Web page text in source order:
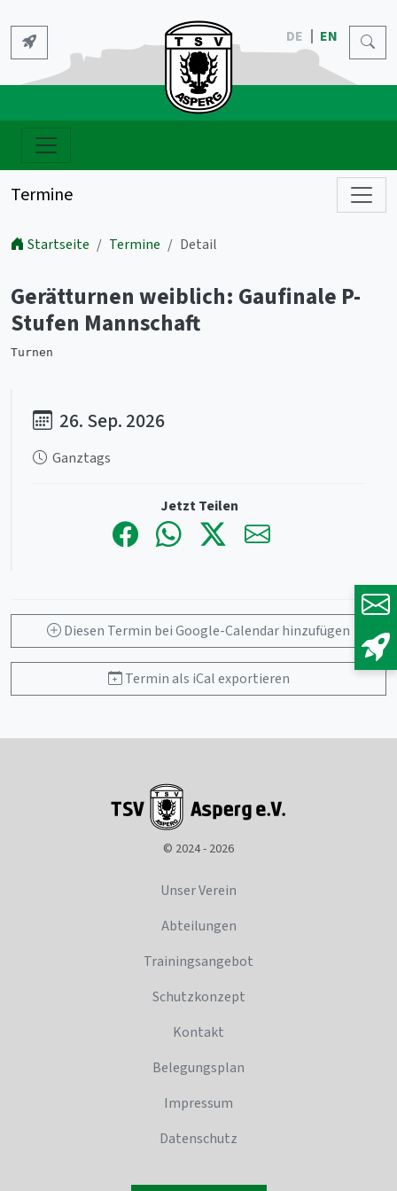
DE EN
Termine
Startseite Termine Detail
Gerätturnen weiblich: Gaufinale P-
Stufen Mannschaft
Turnen
26. Sep. 2026
Ganztags
Jetzt Teilen
Diesen Termin bei Google-Calendar hinzufügen
Termin als iCal exportieren
© 2024 - 2026
Unser Verein
Abteilungen
Trainingsangebot
Schutzkonzept
Kontakt
Belegungsplan
Impressum
Datenschutz